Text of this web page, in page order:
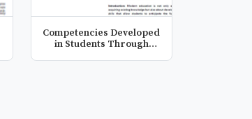
Competencies Developed
in Students Through